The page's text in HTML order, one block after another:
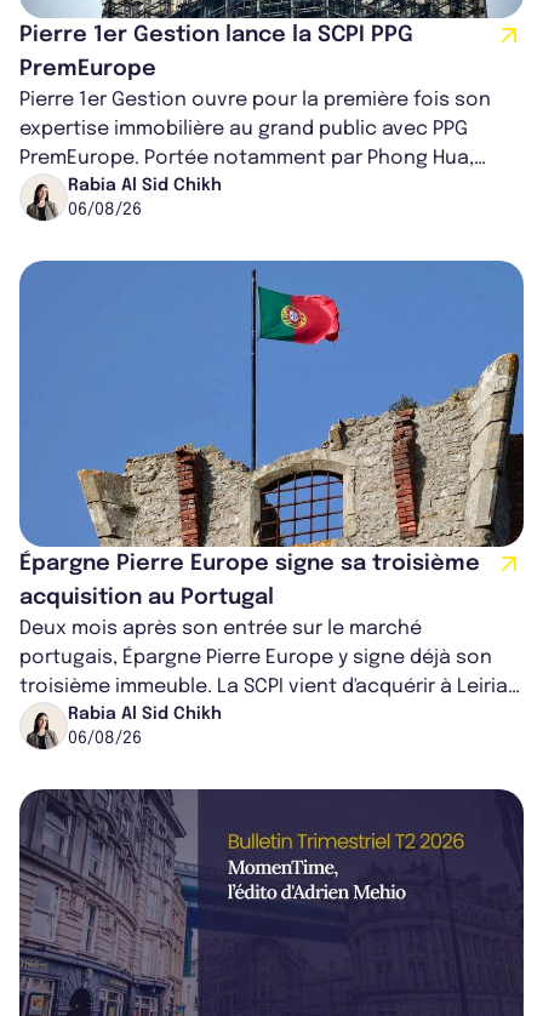
Pierre 1er Gestion lance la SCPI PPG
PremEurope
Pierre 1er Gestion ouvre pour la première fois son
expertise immobilière au grand public avec PPG
PremEurope. Portée notamment par Phong Hua,
ancien directeur des investissements d...
Rabia Al Sid Chikh
06/08/26
Épargne Pierre Europe signe sa troisième
acquisition au Portugal
Deux mois après son entrée sur le marché
portugais, Épargne Pierre Europe y signe déjà son
troisième immeuble. La SCPI vient d'acquérir à Leiria,
dans le centre du pays, un établis...
Rabia Al Sid Chikh
06/08/26